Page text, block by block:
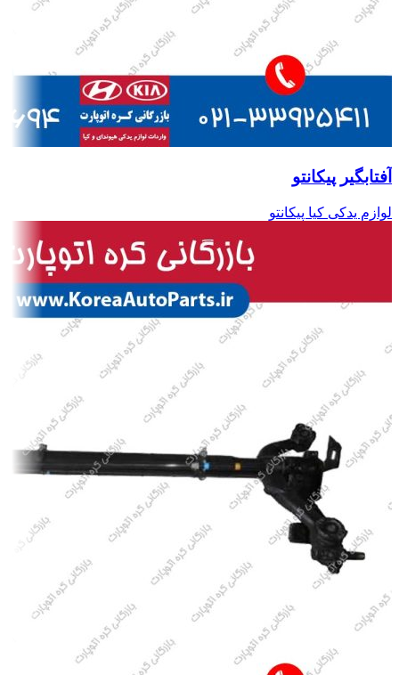
آفتابگیر پیکانتو
لوازم یدکی کیا پیکانتو